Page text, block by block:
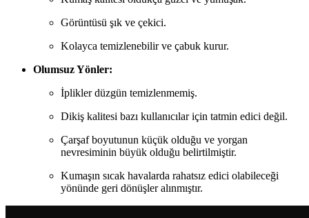
Görüntüsü şık ve çekici.
Kolayca temizlenebilir ve çabuk kurur.
Olumsuz Yönler:
İplikler düzgün temizlenmemiş.
Dikiş kalitesi bazı kullanıcılar için tatmin edici değil.
Çarşaf boyutunun küçük olduğu ve yorgan
nevresiminin büyük olduğu belirtilmiştir.
Kumaşın sıcak havalarda rahatsız edici olabileceği
yönünde geri dönüşler alınmıştır.